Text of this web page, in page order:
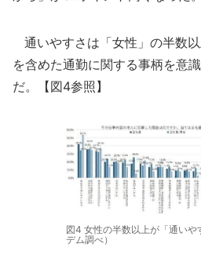
通いやすさは「女性」の半数
を含めた通勤に関する事柄を意
だ。【図4参照】
図4 女性の半数以上が「通いや
デム調べ）